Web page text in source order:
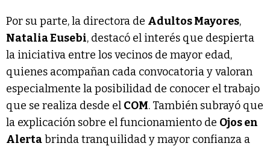
Por su parte, la directora de Adultos Mayores,
Natalia Eusebi, destacó el interés que despierta
la iniciativa entre los vecinos de mayor edad,
quienes acompañan cada convocatoria y valoran
especialmente la posibilidad de conocer el trabajo
que se realiza desde el COM. También subrayó que
la explicación sobre el funcionamiento de Ojos en
Alertabrinda tranquilidad y mayor confianza a